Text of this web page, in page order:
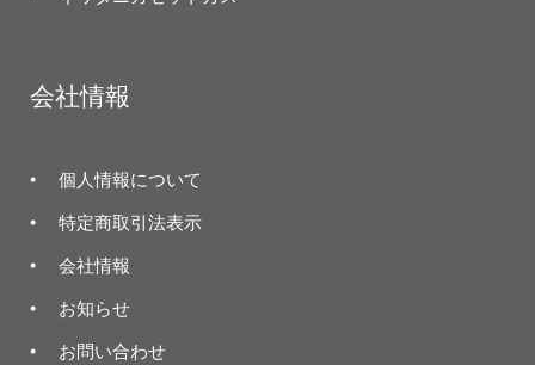
会社情報
個人情報について
特定商取引法表示
会社情報
お知らせ
お問い合わせ